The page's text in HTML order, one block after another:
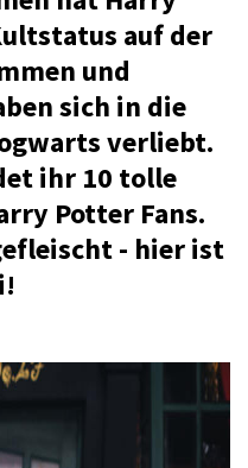
auf der
und
sich in die
verliebt.
ihr 10 tolle
Potter Fans.
- hier ist